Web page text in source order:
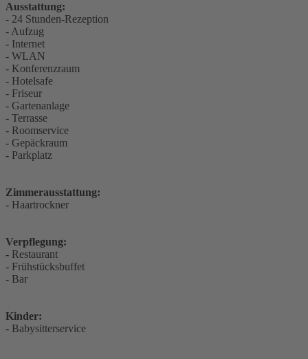
Ausstattung:
- 24 Stunden-Rezeption
- Aufzug
- Internet
- WLAN
- Konferenzraum
- Hotelsafe
- Friseur
- Gartenanlage
- Terrasse
- Roomservice
- Gepäckraum
- Parkplatz
Zimmerausstattung:
- Haartrockner
Verpflegung:
- Restaurant
- Frühstücksbuffet
- Bar
Kinder:
- Babysitterservice